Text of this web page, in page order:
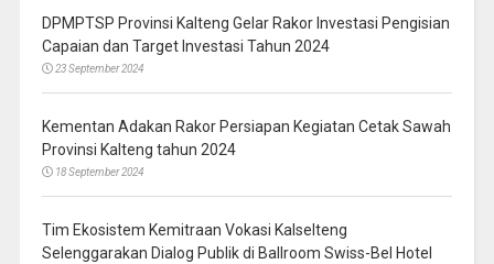
DPMPTSP Provinsi Kalteng Gelar Rakor Investasi Pengisian
Capaian dan Target Investasi Tahun 2024
23 September 2024
Kementan Adakan Rakor Persiapan Kegiatan Cetak Sawah
Provinsi Kalteng tahun 2024
18 September 2024
Tim Ekosistem Kemitraan Vokasi Kalselteng
Selenggarakan Dialog Publik di Ballroom Swiss-Bel Hotel